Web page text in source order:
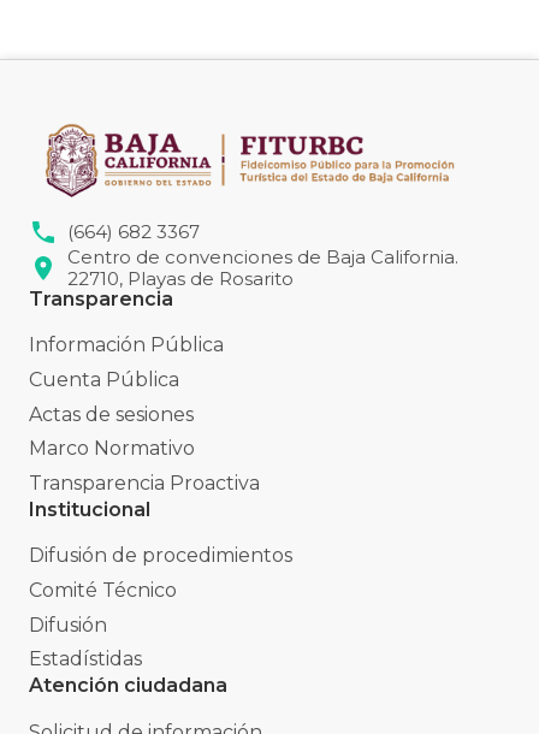
(664) 682 3367
Centro de convenciones de Baja California.
22710, Playas de Rosarito
Transparencia
Información Pública
Cuenta Pública
Actas de sesiones
Marco Normativo
Transparencia Proactiva
Institucional
Difusión de procedimientos
Comité Técnico
Difusión
Estadístidas
Atención ciudadana